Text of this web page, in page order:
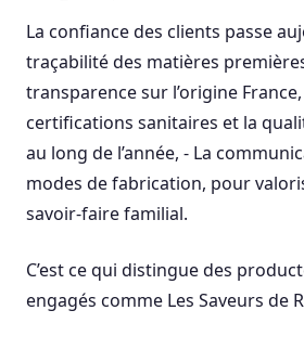
La confiance des clients passe
traçabilité des matières
transparence sur l’origine
certifications sanitaires et la
au long de l’année, - La
modes de fabrication, pour
savoir-faire familial.
C’est ce qui distingue des
engagés comme Les Saveurs de